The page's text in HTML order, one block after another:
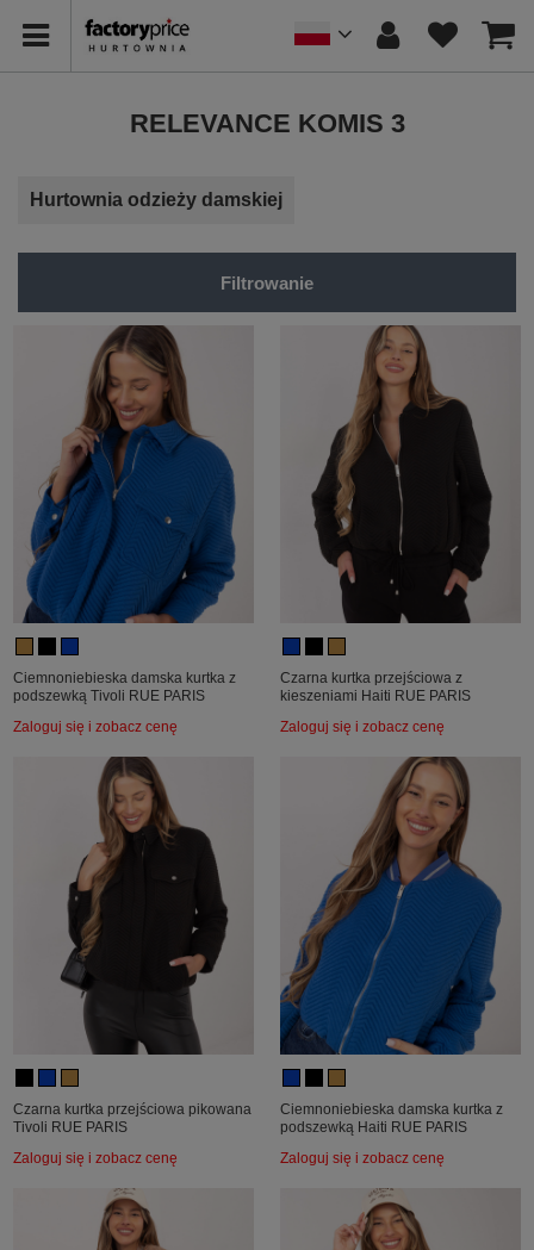
RELEVANCE KOMIS 3
Hurtownia odzieży damskiej
Filtrowanie
Ciemnoniebieska damska kurtka z
podszewką Tivoli RUE PARIS
Zaloguj się i zobacz cenę
Czarna kurtka przejściowa z
kieszeniami Haiti RUE PARIS
Zaloguj się i zobacz cenę
Czarna kurtka przejściowa pikowana
Tivoli RUE PARIS
Zaloguj się i zobacz cenę
Ciemnoniebieska damska kurtka z
podszewką Haiti RUE PARIS
Zaloguj się i zobacz cenę